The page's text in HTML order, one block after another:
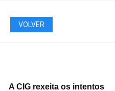
VOLVER
A CIG rexeita os intentos